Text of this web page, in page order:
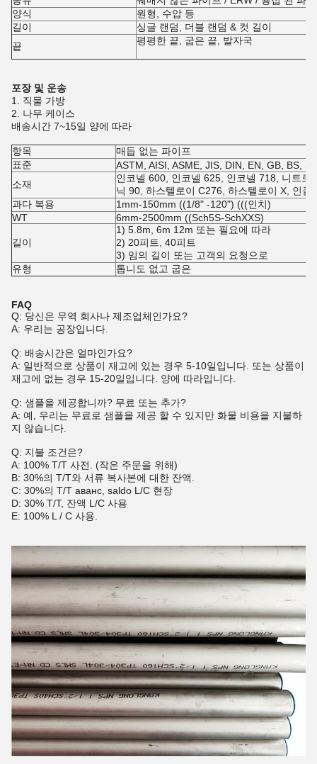
양식
원형, 수압 등
길이
싱글 랜덤, 더블 랜덤 & 컷 길이
끝
평평한 끝, 굽은 끝, 발자국
포장 및 운송
1. 직물 가방
2. 나무 케이스
배송시간 7~15일 양에 따라
항목
매듭 없는 파이프
표준
ASTM, AISI, ASME, JIS, DIN, EN, GB, BS,
소재
인코넬 600, 인코넬 625, 인코넬 718, 니트
닉 90, 하스텔로이 C276, 하스텔로이 X, 인
과다 복용
1mm-150mm ((1/8" -120") (((인치)
WT
6mm-2500mm ((Sch5S-SchXXS)
길이
1) 5.8m, 6m 12m 또는 필요에 따라
2) 20피트, 40피트
3) 임의 길이 또는 고객의 요청으로
유형
톱니도 없고 굽은
FAQ
Q: 당신은 무역 회사나 제조업체인가요?
A: 우리는 공장입니다.
Q: 배송시간은 얼마인가요?
A: 일반적으로 상품이 재고에 있는 경우 5-10일입니다. 또는 상품이
재고에 없는 경우 15-20일입니다. 양에 따라입니다.
Q: 샘플을 제공합니까? 무료 또는 추가?
A: 예, 우리는 무료로 샘플을 제공 할 수 있지만 화물 비용을 지불하
지 않습니다.
Q: 지불 조건은?
A: 100% T/T 사전. (작은 주문을 위해)
B: 30%의 T/T와 서류 복사본에 대한 잔액.
C: 30%의 T/T аванс, saldo L/C 현장
D: 30% T/T, 잔액 L/C 사용
E: 100% L / C 사용.